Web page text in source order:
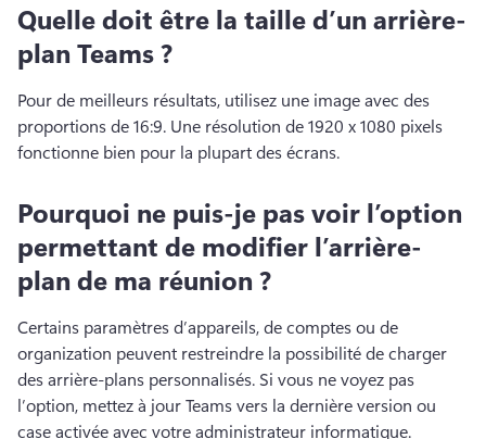
Quelle doit être la taille d’un arrière-
plan Teams ?
Pour de meilleurs résultats, utilisez une image avec des
proportions de 16:9. Une résolution de 1920 x 1080 pixels
fonctionne bien pour la plupart des écrans.
Pourquoi ne puis-je pas voir l’option
permettant de modifier l’arrière-
plan de ma réunion ?
Certains paramètres d’appareils, de comptes ou de
organization peuvent restreindre la possibilité de charger
des arrière-plans personnalisés. Si vous ne voyez pas
l’option, mettez à jour Teams vers la dernière version ou
case activée avec votre administrateur informatique.